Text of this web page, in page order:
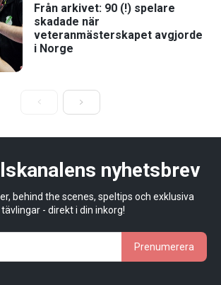
Från arkivet: 90 (!) spelare
skadade när
veteranmästerskapet avgjorde
i Norge
nyhetsbrev
behind the scenes, speltips och exklusiva
tävlingar - direkt i din inkorg!
Prenumerera